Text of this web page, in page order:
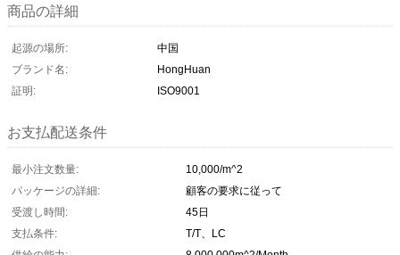
商品の詳細
起源の場所:
中国
ブランド名:
HongHuan
証明:
ISO9001
お支払配送条件
最小注文数量:
10,000/m^2
パッケージの詳細:
顧客の要求に従って
受渡し時間:
45日
支払条件:
T/T、LC